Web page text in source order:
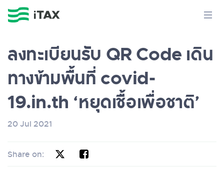
ลงทะเบียนรับ QR Code เดิน
ทางข้ามพื้นที่ covid-
19.in.th ‘หยุดเชื้อเพื่อชาติ’
20 Jul 2021
Share on: